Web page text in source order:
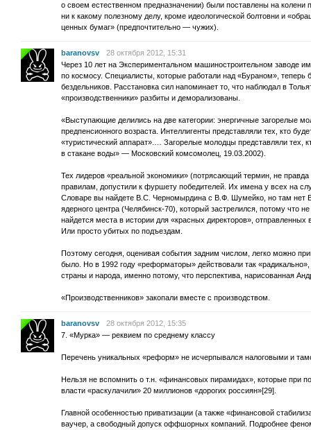
о своем естественном предназначении) были поставлены на
ни к какому полезному делу, кроме идеологической болтовни и
ценных бумаг» (предпочтительно — чужих).
baranovsv
28 октября 2012, 15:31
Через 10 лет на Экспериментальном машиностроительном заводе
по космосу. Специалисты, которые работали над «Бураном», теперь
бездельников. Расстановка сил напоминает то, что наблюдал в
«производственники» разбиты и деморализованы.
«Выступающие делились на две категории: энергичные загорелые
предпенсионного возраста. Интеллигенты представляли тех, кто
«туристический аппарат».… Загорелые молодцы представляли тех,
в стакане воды» — Московский комсомолец, 19.03.2002).
Тех лидеров «реальной экономики» (потрясающий термин, не
правилам, допустили к фуршету победителей. Их имена у всех на
Словаре вы найдете В.С. Черномырдина с В.Ф. Шумейко, но там нет
ядерного центра (Челябинск-70), который застрелился, потому что
найдется места в истории для «красных директоров»,
Или просто убитых по подъездам.
Поэтому сегодня, оценивая события задним числом, легко можно
было. Но в 1992 году «реформаторы» действовали так
страны и народа, именно потому, что перспектива, нарисованная
«Производственников» закопали вместе с производством.
baranovsv
28 октября 2012, 15:35
7. «Мурка» — реквием по среднему классу
Перечень уникальных «реформ» не исчерпывался налоговыми и
Нельзя не вспомнить о т.н. «финансовых пирамидах», которые при
власти «раскулачили» 20 миллионов «дорогих россиян»[29].
Главной особенностью приватизации (а также «финансовой
ваучер, а свободный допуск оффшорных компаний. Подробнее